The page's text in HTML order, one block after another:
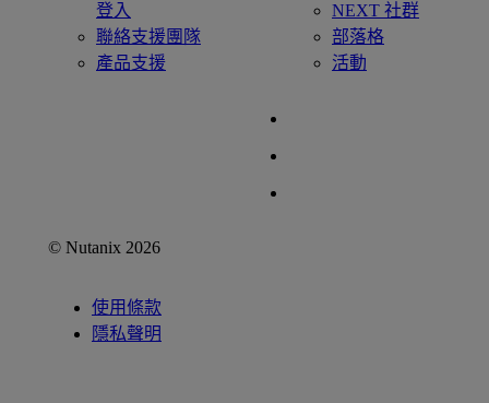
登入
聯絡支援團隊
產品支援
NEXT 社群
部落格
活動
© Nutanix 2026
使用條款
隱私聲明